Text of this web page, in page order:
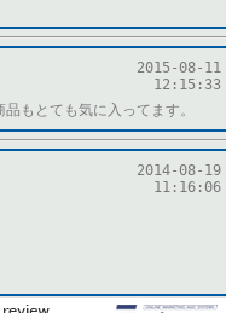
2015-08-11
12:15:33
もとても気に入ってます。
2014-08-19
11:16:06